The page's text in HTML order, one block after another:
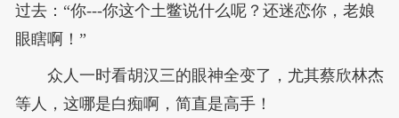
过去：“你---你这个土鳖说什么呢？还迷恋你，老娘
眼瞎啊！”
众人一时看胡汉三的眼神全变了，尤其蔡欣林杰
等人，这哪是白痴啊，简直是高手！